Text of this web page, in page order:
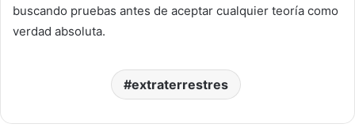
buscando pruebas antes de aceptar cualquier teoría como
verdad absoluta.
extraterrestres